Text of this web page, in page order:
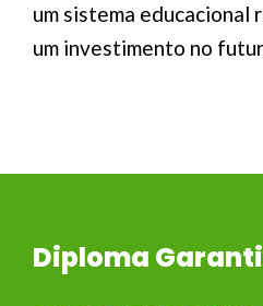
um sistema
um investimento no
Diploma